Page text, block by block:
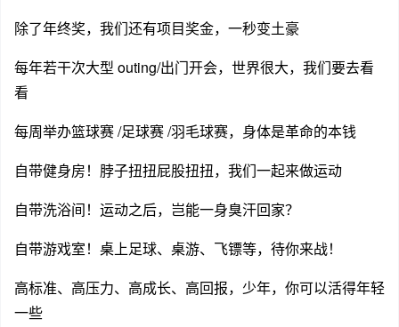
除了年终奖，我们还有项目奖金，一秒变土豪
每年若干次大型 outing/出门开会，世界很大，我们要去看
看
每周举办篮球赛 /足球赛 /羽毛球赛，身体是革命的本钱
自带健身房！脖子扭扭屁股扭扭，我们一起来做运动
自带洗浴间！运动之后，岂能一身臭汗回家？
自带游戏室！桌上足球、桌游、飞镖等，待你来战！
高标准、高压力、高成长、高回报，少年，你可以活得年轻
一些